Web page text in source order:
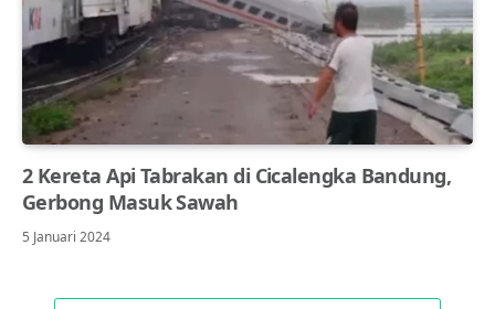
2 Kereta Api Tabrakan di Cicalengka Bandung,
Gerbong Masuk Sawah
5 Januari 2024